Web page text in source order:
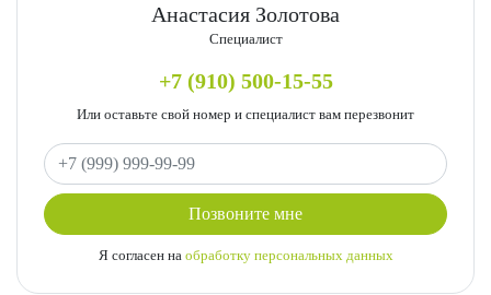
Анастасия Золотова
Специалист
+7 (910) 500-15-55
Или оставьте свой номер и специалист вам перезвонит
Позвоните мне
Я согласен на обработку персональных данных